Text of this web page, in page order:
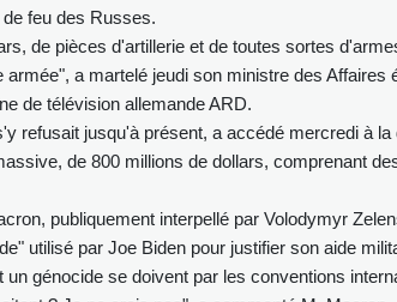
feu des Russes.
de pièces d'artillerie et de toutes sortes
a martelé jeudi son ministre des Affaires
de télévision allemande ARD.
refusait jusqu'à présent, a accédé mercredi à la
de 800 millions de dollars, comprenant
publiquement interpellé par Volodymyr
utilisé par Joe Biden pour justifier son aide
génocide se doivent par les conventions